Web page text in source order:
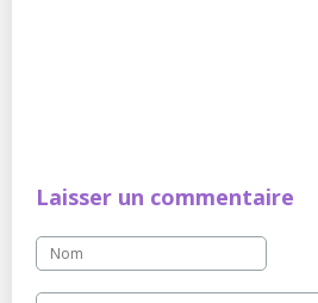
Laisser un commentaire